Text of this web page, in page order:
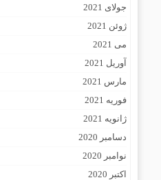
جولای 2021
ژوئن 2021
می 2021
آوریل 2021
مارس 2021
فوریه 2021
ژانویه 2021
دسامبر 2020
نوامبر 2020
اکتبر 2020